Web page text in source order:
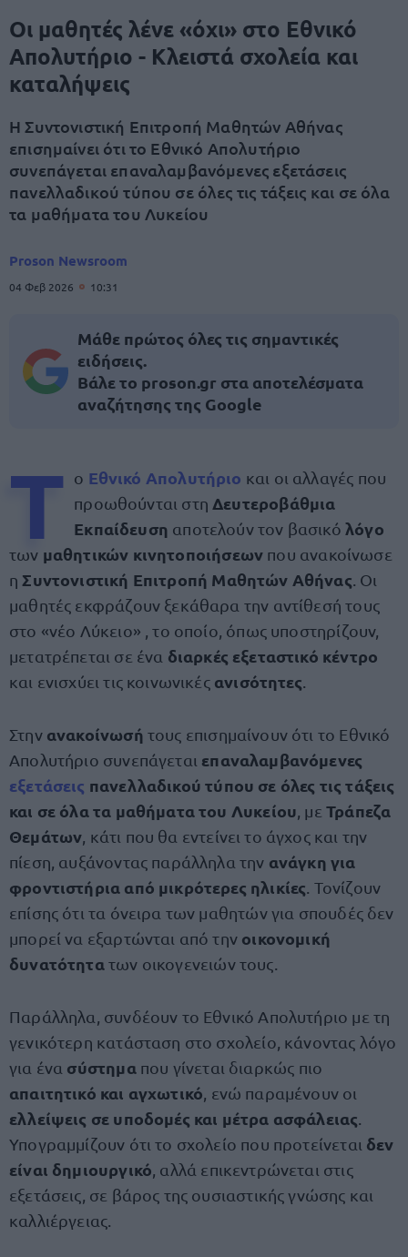
Οι μαθητές λένε «όχι» στο Εθνικό
Απολυτήριο - Κλειστά σχολεία και
καταλήψεις
Η Συντονιστική Επιτροπή Μαθητών Αθήνας
επισημαίνει ότι το Εθνικό Απολυτήριο
συνεπάγεται επαναλαμβανόμενες εξετάσεις
πανελλαδικού τύπου σε όλες τις τάξεις και σε όλα
τα μαθήματα του Λυκείου
Proson Newsroom
04 Φεβ 2026 10:31
Μάθε πρώτος όλες τις σημαντικές
ειδήσεις.
Βάλε το proson.gr στα αποτελέσματα
αναζήτησης της Google
Τ ο Εθνικό Απολυτήριο και οι αλλαγές που
προωθούνται στη Δευτεροβάθμια
Εκπαίδευση αποτελούν τον βασικό λόγο
των μαθητικών κινητοποιήσεων που ανακοίνωσε
η Συντονιστική Επιτροπή Μαθητών Αθήνας . Οι
μαθητές εκφράζουν ξεκάθαρα την αντίθεσή τους
στο «νέο Λύκειο» , το οποίο, όπως υποστηρίζουν,
μετατρέπεται σε ένα διαρκές εξεταστικό κέντρο
και ενισχύει τις κοινωνικές ανισότητες
Στην ανακοίνωσή τους επισημαίνουν ότι το Εθνικό
Απολυτήριο συνεπάγεται επαναλαμβανόμενες
εξετάσεις πανελλαδικού τύπου σε όλες τις τάξεις
και σε όλα τα μαθήματα του Λυκείου , μεΤράπεζα
Θεμάτων , κάτι που θα εντείνει το άγχος και την
πίεση, αυξάνοντας παράλληλα την ανάγκη για
φροντιστήρια από μικρότερες ηλικίες . Τονίζουν
επίσης ότι τα όνειρα των μαθητών για σπουδές δεν
μπορεί να εξαρτώνται από την οικονομική
δυνατότητατων οικογενειών τους.
Παράλληλα, συνδέουν το Εθνικό Απολυτήριο με τη
γενικότερη κατάσταση στο σχολείο, κάνοντας λόγο
για ένα σύστημα που γίνεται διαρκώς πιο
απαιτητικό και αγχωτικό , ενώ παραμένουν οι
ελλείψεις σε υποδομές και μέτρα ασφάλειας
Υπογραμμίζουν ότι το σχολείο που προτείνεται δεν
είναι δημιουργικό , αλλά επικεντρώνεται στις
εξετάσεις, σε βάρος της ουσιαστικής γνώσης και
καλλιέργειας.